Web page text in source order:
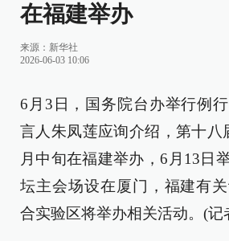
在福建举办
来源： 新华社
2026-06-03 10:06
6月3日，国务院台办举行例
言人朱凤莲应询介绍，第十八
月中旬在福建举办，6月13日
坛主会场设在厦门，福建有
合实验区将举办相关活动。(记